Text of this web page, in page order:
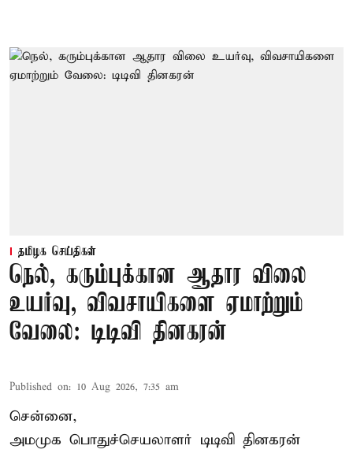
தமிழக செய்திகள்
நெல், கரும்புக்கான ஆதார விலை
உயர்வு, விவசாயிகளை ஏமாற்றும்
வேலை: டிடிவி தினகரன்
Published on: 10 Aug 2026, 7:35 am
சென்னை,
அமமுக பொதுச்செயலாளர் டிடிவி தினகரன்